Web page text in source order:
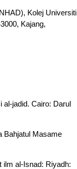
Kolej Universiti
Kajang,
al-jadid. Cairo: Darul
Bahjatul Masame
ilm al-Isnad: Riyadh: